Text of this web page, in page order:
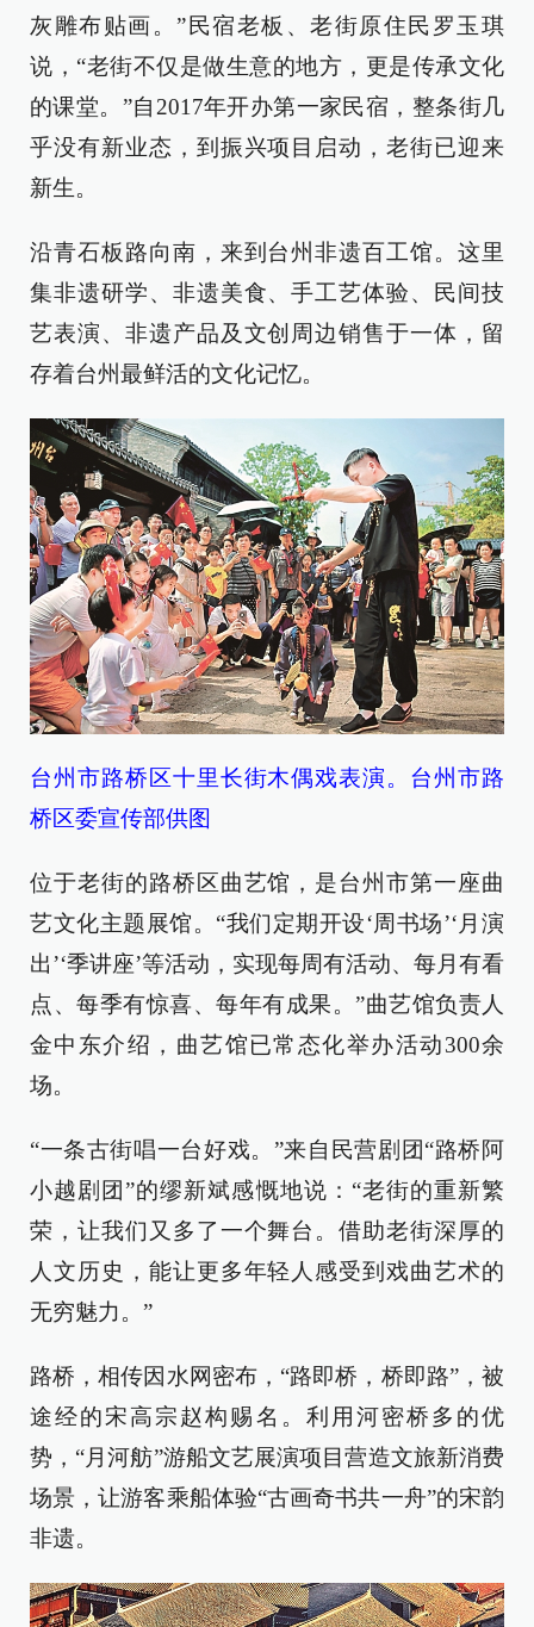
灰雕布贴画。”民宿老板、老街原住民罗玉琪
说，“老街不仅是做生意的地方，更是传承文化
的课堂。”自2017年开办第一家民宿，整条街几
乎没有新业态，到振兴项目启动，老街已迎来
新生。
沿青石板路向南，来到台州非遗百工馆。这里
集非遗研学、非遗美食、手工艺体验、民间技
艺表演、非遗产品及文创周边销售于一体，留
存着台州最鲜活的文化记忆。
台州市路桥区十里长街木偶戏表演。台州市路
桥区委宣传部供图
位于老街的路桥区曲艺馆，是台州市第一座曲
艺文化主题展馆。“我们定期开设‘周书场’‘月演
出’‘季讲座’等活动，实现每周有活动、每月有看
点、每季有惊喜、每年有成果。”曲艺馆负责人
金中东介绍，曲艺馆已常态化举办活动300余
场。
“一条古街唱一台好戏。”来自民营剧团“路桥阿
小越剧团”的缪新斌感慨地说：“老街的重新繁
荣，让我们又多了一个舞台。借助老街深厚的
人文历史，能让更多年轻人感受到戏曲艺术的
无穷魅力。”
路桥，相传因水网密布，“路即桥，桥即路”，被
途经的宋高宗赵构赐名。利用河密桥多的优
势，“月河舫”游船文艺展演项目营造文旅新消费
场景，让游客乘船体验“古画奇书共一舟”的宋韵
非遗。